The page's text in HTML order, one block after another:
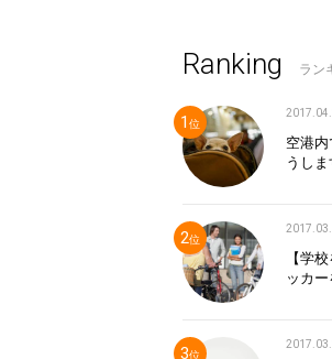
Ranking ラン
空港
うしま
【学
ッカ